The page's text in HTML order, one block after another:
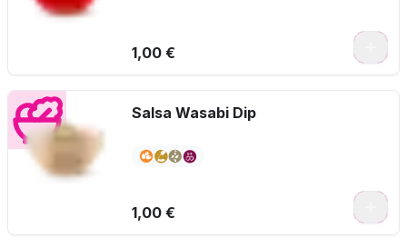
1,00 €
Salsa Wasabi Dip
1,00 €